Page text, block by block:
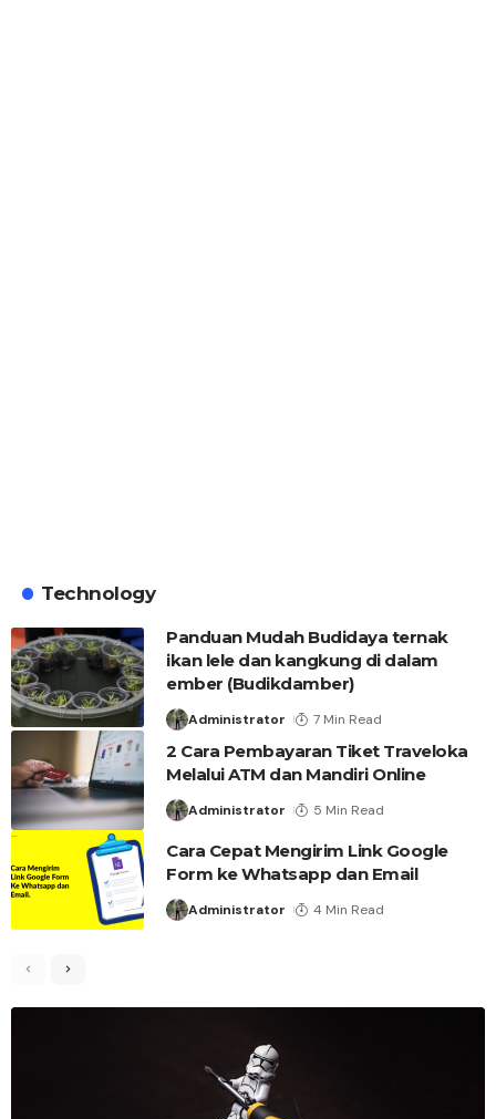
Technology
Panduan Mudah Budidaya ternak
ikan lele dan kangkung di dalam
ember (Budikdamber)
Administrator 7 Min Read
2 Cara Pembayaran Tiket Traveloka
Melalui ATM dan Mandiri Online
Administrator 5 Min Read
Cara Cepat Mengirim Link Google
Form ke Whatsapp dan Email
Administrator 4 Min Read